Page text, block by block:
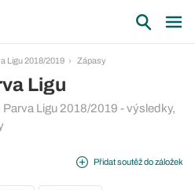
Ligu 2018/2019 Zápasy
Ligu
Parva Ligu 2018/2019 - výsledky,
Přidat soutěž do záložek